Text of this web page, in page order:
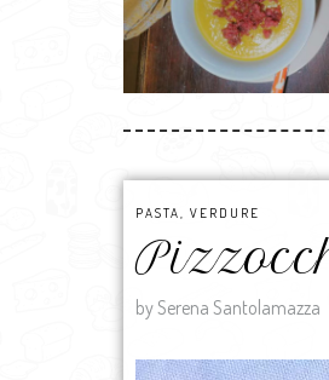
PASTA, VERDURE
by Serena Santolamazza